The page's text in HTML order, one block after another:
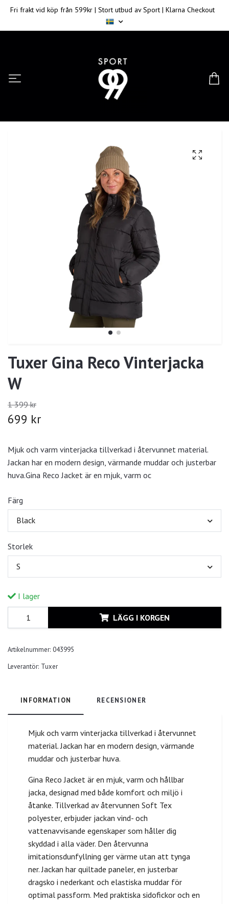
Fri frakt vid köp från 599kr | Stort utbud av Sport | Klarna Checkout
Tuxer Gina Reco Vinterjacka
W
1 399 kr
699 kr
Mjuk och varm vinterjacka tillverkad i återvunnet material.
Jackan har en modern design, värmande muddar och justerbar
huva.Gina Reco Jacket är en mjuk, varm oc
Färg
Black
Storlek
S
I lager
LÄGG I KORGEN
Artikelnummer: 043995
Leverantör: Tuxer
INFORMATION RECENSIONER
Mjuk och varm vinterjacka tillverkad i återvunnet
material. Jackan har en modern design, värmande
muddar och justerbar huva.
Gina Reco Jacket är en mjuk, varm och hållbar
jacka, designad med både komfort och miljö i
åtanke. Tillverkad av återvunnen Soft Tex
polyester, erbjuder jackan vind- och
vattenavvisande egenskaper som håller dig
skyddad i alla väder. Den återvunna
imitationsdunfyllning ger värme utan att tynga
ner. Jackan har quiltade paneler, en justerbar
dragsko i nederkant och elastiska muddar för
optimal passform. Med praktiska sidofickor och en